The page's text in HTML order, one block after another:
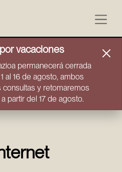
vacaciones
permanecerá cerrada
al 16 de agosto, ambos
y retomaremos
partir del 17 de agosto.